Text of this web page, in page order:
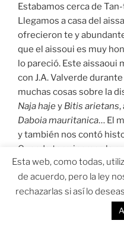
Estabamos cerca de
Llegamos a casa del
ofrecieron te y
que el aissoui es muy
lo pareció. Este aissaoui
con J.A. Valverde
muchas cosas sobre la
Naja hajey Bitis arietans,
Daboia mauritanica… El
y también nos contó
Cuando terminamos la
queriamos volver a
de dos metros. Yo tuve
grande y aceptamos. El
espectáculo privado en
con Kentaoui. Yo estaba
Esta web, como todas,
de acuerdo, pero la ley
rechazarlas si así lo